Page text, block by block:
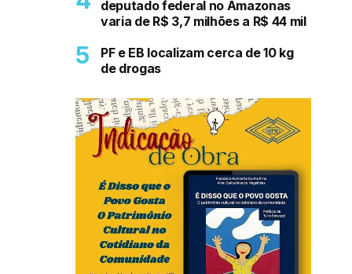
deputado federal no Amazonas
varia de R$ 3,7 milhões a R$ 44 mil
PF e EB localizam cerca de 10 kg
de drogas